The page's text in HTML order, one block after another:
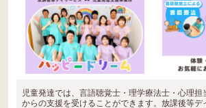
児童発達では、言語聴覚士・理学療法士・心理
からの支援を受けることができます。放課後等